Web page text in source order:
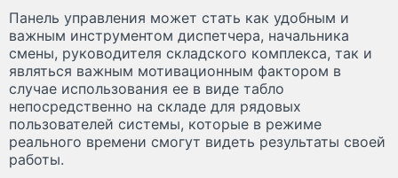
Панель управления может стать как удобным и
важным инструментом диспетчера, начальника
смены, руководителя складского комплекса, так и
являться важным мотивационным фактором в
случае использования ее в виде табло
непосредственно на складе для рядовых
пользователей системы, которые в режиме
реального времени смогут видеть результаты своей
работы.